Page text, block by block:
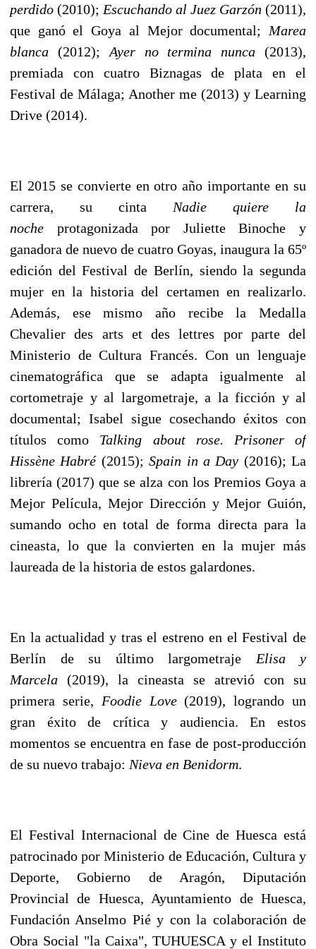
perdido (2010); Escuchando al Juez Garzón (2011),
que ganó el Goya al Mejor documental; Marea
blanca (2012); Ayer no termina nunca (2013),
premiada con cuatro Biznagas de plata en el
Festival de Málaga; Another me (2013) y Learning
Drive (2014).
El 2015 se convierte en otro año importante en su
carrera, su cinta Nadie quiere la
noche protagonizada por Juliette Binoche y
ganadora de nuevo de cuatro Goyas, inaugura la 65º
edición del Festival de Berlín, siendo la segunda
mujer en la historia del certamen en realizarlo.
Además, ese mismo año recibe la Medalla
Chevalier des arts et des lettres por parte del
Ministerio de Cultura Francés. Con un lenguaje
cinematográfica que se adapta igualmente al
cortometraje y al largometraje, a la ficción y al
documental; Isabel sigue cosechando éxitos con
títulos como Talking about rose. Prisoner of
Hissène Habré(2015);Spain in a Day (2016); La
librería (2017) que se alza con los Premios Goya a
Mejor Película, Mejor Dirección y Mejor Guión,
sumando ocho en total de forma directa para la
cineasta, lo que la convierten en la mujer más
laureada de la historia de estos galardones.
En la actualidad y tras el estreno en el Festival de
Berlín de su último largometraje Elisa y
Marcela (2019), la cineasta se atrevió con su
primera serie, Foodie Love(2019), logrando un
gran éxito de crítica y audiencia. En estos
momentos se encuentra en fase de post-producción
de su nuevo trabajo: Nieva en Benidorm.
El Festival Internacional de Cine de Huesca está
patrocinado por Ministerio de Educación, Cultura y
Deporte, Gobierno de Aragón, Diputación
Provincial de Huesca, Ayuntamiento de Huesca,
Fundación Anselmo Pié y con la colaboración de
Obra Social "la Caixa", TUHUESCA y el Instituto